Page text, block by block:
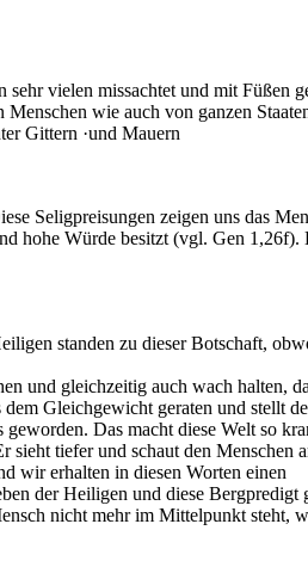
sehr vielen missachtet und mit Füßen
wie auch von ganzen
Gittern ·und Mauern
Seligpreisungen zeigen uns das
hohe Würde besitzt (vgl. Gen 1,26f).
standen zu dieser Botschaft,
und gleichzeitig auch wach halten,
Gleichgewicht geraten und stellt
Das macht diese Welt so
tiefer und schaut den Menschen
wir erhalten in diesen Worten einen
der Heiligen und diese Bergpredigt
nicht mehr im Mittelpunkt steht,